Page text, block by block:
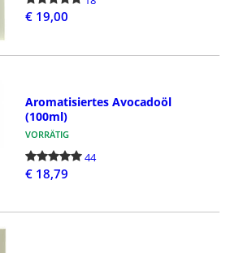
€ 19,00
Aromatisiertes Avocadoöl
(100ml)
VORRÄTIG
44
€ 18,79